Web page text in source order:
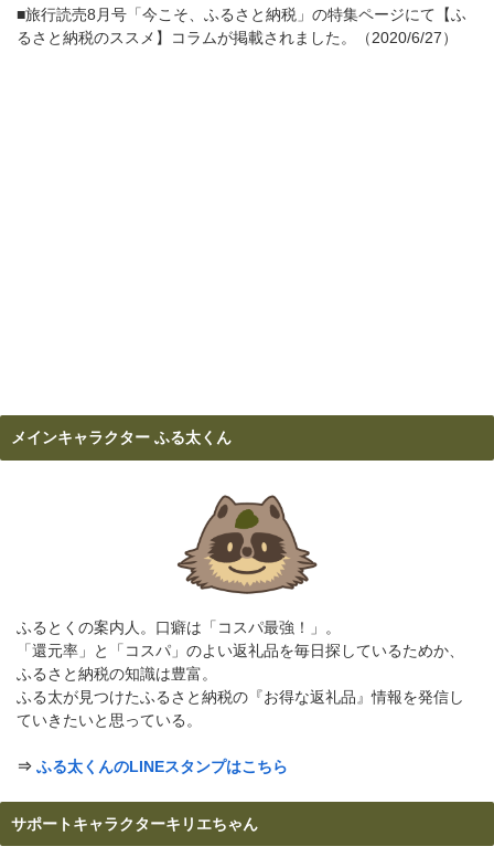
■旅行読売8月号「今こそ、ふるさと納税」の特集ページにて【ふ
るさと納税のススメ】コラムが掲載されました。（2020/6/27）
メインキャラクター ふる太くん
ふるとくの案内人。口癖は「コスパ最強！」。
「還元率」と「コスパ」のよい返礼品を毎日探しているためか、
ふるさと納税の知識は豊富。
ふる太が見つけたふるさと納税の『お得な返礼品』情報を発信し
ていきたいと思っている。
⇒ ふる太くんのLINEスタンプはこちら
サポートキャラクターキリエちゃん